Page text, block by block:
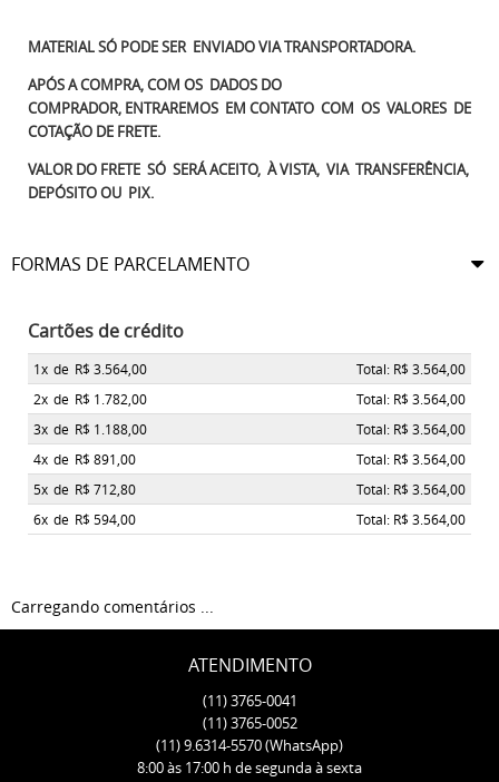
MATERIAL SÓ PODE SER ENVIADO VIA TRANSPORTADORA.
APÓS A COMPRA, COM OS DADOS DO
COMPRADOR, ENTRAREMOS EM CONTATO COM OS VALORES DE
COTAÇÃO DE FRETE.
VALOR DO FRETE SÓ SERÁ ACEITO, À VISTA, VIA TRANSFERÊNCIA,
DEPÓSITO OU PIX.
FORMAS DE PARCELAMENTO
Cartões de crédito
1x de R$ 3.564,00
Total: R$ 3.564,00
2x de R$ 1.782,00
Total: R$ 3.564,00
3x de R$ 1.188,00
Total: R$ 3.564,00
4x de R$ 891,00
Total: R$ 3.564,00
5x de R$ 712,80
Total: R$ 3.564,00
6x de R$ 594,00 Total: R$ 3.564,00
Carregando comentários ...
ATENDIMENTO
(11)3765-0041
(11)3765-0052
(11)9.6314-5570(WhatsApp)
8:00 às 17:00 h de segunda à sexta